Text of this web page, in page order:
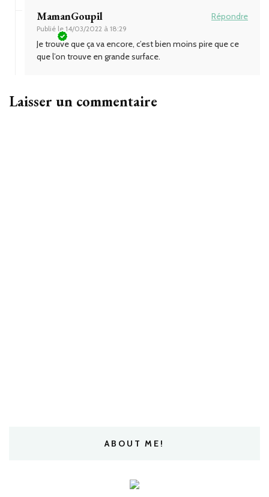
MamanGoupil
Publié le 14/03/2022 à 18:29
Répondre
Je trouve que ça va encore, c’est bien moins pire que ce
que l’on trouve en grande surface.
Laisser un commentaire
ABOUT ME!